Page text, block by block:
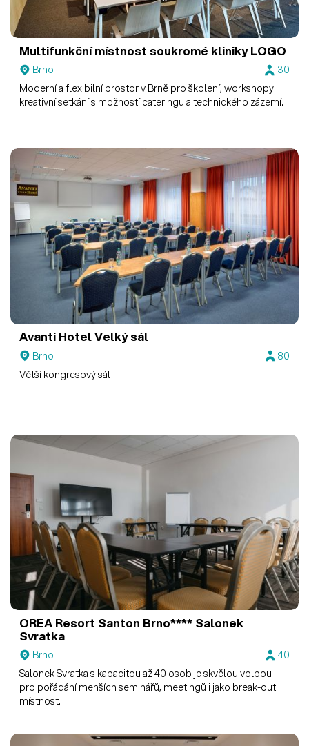
Multifunkční místnost soukromé kliniky LOGO
Brno
30
Moderní a flexibilní prostor v Brně pro školení, workshopy i
kreativní setkání s možností cateringu a technického zázemí.
Avanti HotelVelký sál
Brno
80
Větší kongresový sál
OREA Resort Santon Brno**** Salonek
Svratka
Brno
40
Salonek Svratka s kapacitou až 40 osob je skvělou volbou
pro pořádání menších seminářů, meetingů i jako break-out
místnost.